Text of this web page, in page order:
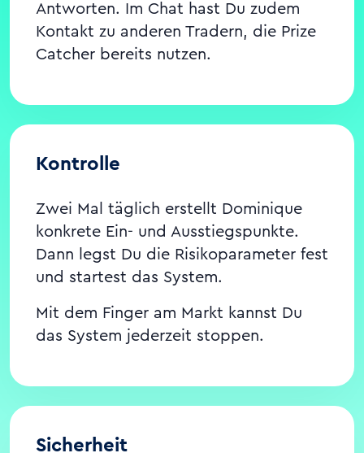
Antworten. Im Chat hast Du zudem
Kontakt zu anderen Tradern, die Prize
Catcher bereits nutzen.
Kontrolle
Zwei Mal täglich erstellt Dominique
konkrete Ein- und Ausstiegspunkte.
Dann legst Du die Risikoparameter fest
und startest das System.
Mit dem Finger am Markt kannst Du
das System jederzeit stoppen.
Sicherheit